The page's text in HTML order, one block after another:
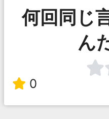
何回同じ
ん
0